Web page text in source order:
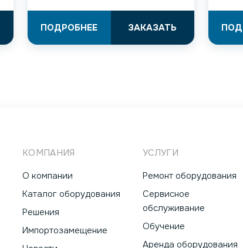
ЗАКАЗАТЬ
ПОДРОБНЕЕ
КОМПАНИЯ
О компании
Каталог оборудования
Решения
Импортозамещение
УСЛУГИ
Ремонт оборудования
Сервисное
обслуживание
Обучение
Аренда оборудования